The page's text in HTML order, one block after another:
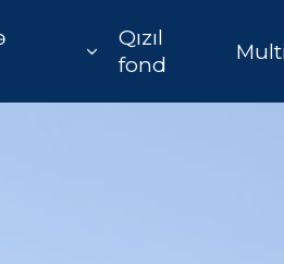
Qızıl
fond